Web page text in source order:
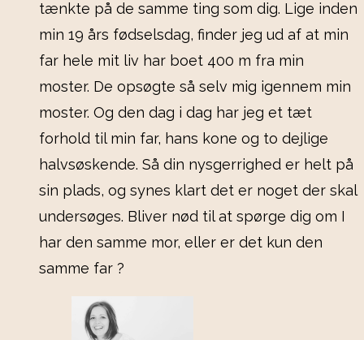
tænkte på de samme ting som dig. Lige inden
min 19 års fødselsdag, finder jeg ud af at min
far hele mit liv har boet 400 m fra min
moster. De opsøgte så selv mig igennem min
moster. Og den dag i dag har jeg et tæt
forhold til min far, hans kone og to dejlige
halvsøskende. Så din nysgerrighed er helt på
sin plads, og synes klart det er noget der skal
undersøges. Bliver nød til at spørge dig om I
har den samme mor, eller er det kun den
samme far ?